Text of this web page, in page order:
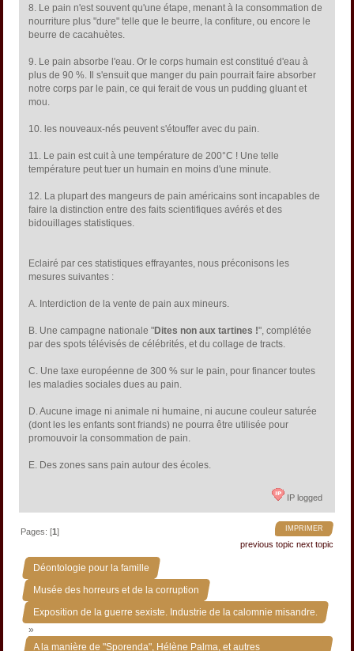
8. Le pain n'est souvent qu'une étape, menant à la consommation de
nourriture plus "dure" telle que le beurre, la confiture, ou encore le
beurre de cacahuètes.
9. Le pain absorbe l'eau. Or le corps humain est constitué d'eau à
plus de 90 %. Il s'ensuit que manger du pain pourrait faire absorber
notre corps par le pain, ce qui ferait de vous un pudding gluant et
mou.
10. les nouveaux-nés peuvent s'étouffer avec du pain.
11. Le pain est cuit à une température de 200°C ! Une telle
température peut tuer un humain en moins d'une minute.
12. La plupart des mangeurs de pain américains sont incapables de
faire la distinction entre des faits scientifiques avérés et des
bidouillages statistiques.
Eclairé par ces statistiques effrayantes, nous préconisons les
mesures suivantes :
A. Interdiction de la vente de pain aux mineurs.
B. Une campagne nationale "Dites non aux tartines !", complétée
par des spots télévisés de célébrités, et du collage de tracts.
C. Une taxe européenne de 300 % sur le pain, pour financer toutes
les maladies sociales dues au pain.
D. Aucune image ni animale ni humaine, ni aucune couleur saturée
(dont les les enfants sont friands) ne pourra être utilisée pour
promouvoir la consommation de pain.
E. Des zones sans pain autour des écoles.
IP logged
IMPRIMER
Pages: [1]
previous topic next topic
Déontologie pour la famille »
Musée des horreurs et de la corruption »
Exposition de la guerre sexiste. Industrie de la calomnie misandre.
»
A la manière de "Sporenda", Hélène Palma, et autres